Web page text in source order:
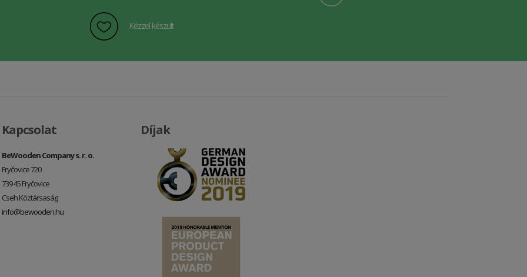
Kézzel készült
Kapcsolat
BeWooden Company s. r. o.
Fryčovice 720
739 45 Fryčovice
Cseh Köztársaság
info@bewooden.hu
Díjak